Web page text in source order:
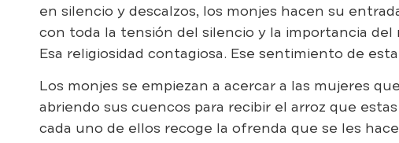
en silencio y descalzos, los monjes hacen su
con toda la tensión del silencio y la importancia
Esa religiosidad contagiosa. Ese sentimiento de
Los monjes se empiezan a acercar a las mujeres
abriendo sus cuencos para recibir el arroz que
cada uno de ellos recoge la ofrenda que se les